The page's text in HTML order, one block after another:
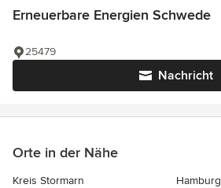
Erneuerbare Energien Schwede
Nachricht
25479
Orte in der Nähe
Kreis Stormarn
Hamburg